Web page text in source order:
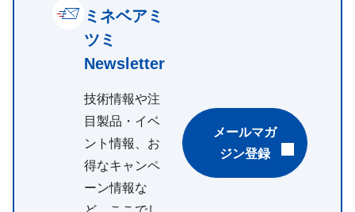
ミネベアミ
ツミ
Newsletter
技術情報や注
目製品・イベ
ント情報、お
得なキャンペ
ーン情報な
メールマガ
ジン登録